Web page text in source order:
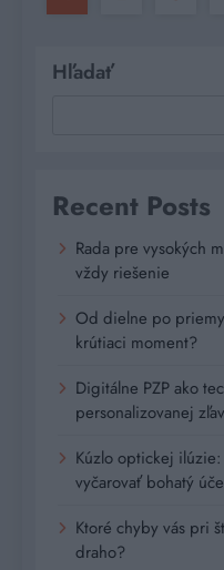
Hľadať
Recent Posts
Rada pre vysokých
vždy riešenie
Od dielne po
krútiaci moment?
Digitálne PZP ako
personalizovanej
Kúzlo optickej
vyčarovať bohatý
Ktoré chyby vás pri
draho?